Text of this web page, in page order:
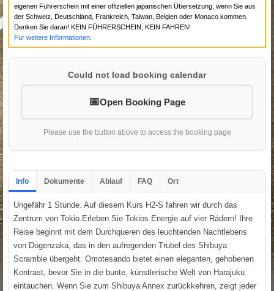
eigenen Führerschein mit einer offiziellen japanischen Übersetzung, wenn Sie aus
der Schweiz, Deutschland, Frankreich, Taiwan, Belgien oder Monaco kommen.
Denken Sie daran! KEIN FÜHRERSCHEIN, KEIN FAHREN!
Für weitere Informationen.
Could not load booking calendar
Open Booking Page
Please use the button above to access the booking page
Info Dokumente Ablauf FAQ Ort
Ungefähr 1 Stunde. Auf diesem Kurs H2-S fahren wir durch das
Zentrum von Tokio.Erleben Sie Tokios Energie auf vier Rädern! Ihre
Reise beginnt mit dem Durchqueren des leuchtenden Nachtlebens
von Dogenzaka, das in den aufregenden Trubel des Shibuya
Scramble übergeht. Omotesando bietet einen eleganten, gehobenen
Kontrast, bevor Sie in die bunte, künstlerische Welt von Harajuku
eintauchen. Wenn Sie zum Shibuya Annex zurückkehren, zeigt jeder